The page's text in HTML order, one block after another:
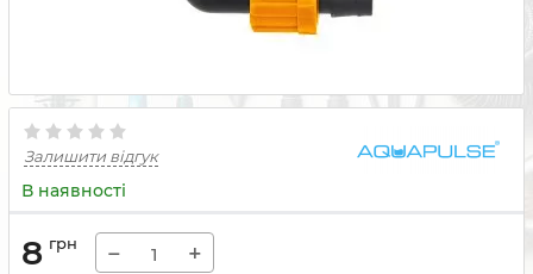
Залишити відгук
В наявності
8 грн − +